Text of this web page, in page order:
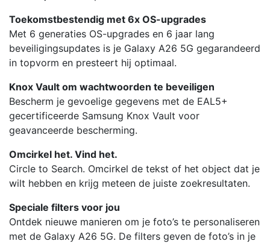
Toekomstbestendig met 6x OS-upgrades
Met 6 generaties OS-upgrades en 6 jaar lang
beveiligingsupdates is je Galaxy A26 5G gegarandeerd
in topvorm en presteert hij optimaal.
Knox Vault om wachtwoorden te beveiligen
Bescherm je gevoelige gegevens met de EAL5+
gecertificeerde Samsung Knox Vault voor
geavanceerde bescherming.
Omcirkel het. Vind het.
Circle to Search. Omcirkel de tekst of het object dat je
wilt hebben en krijg meteen de juiste zoekresultaten.
Speciale filters voor jou
Ontdek nieuwe manieren om je foto’s te personaliseren
met de Galaxy A26 5G. De filters geven de foto’s in je